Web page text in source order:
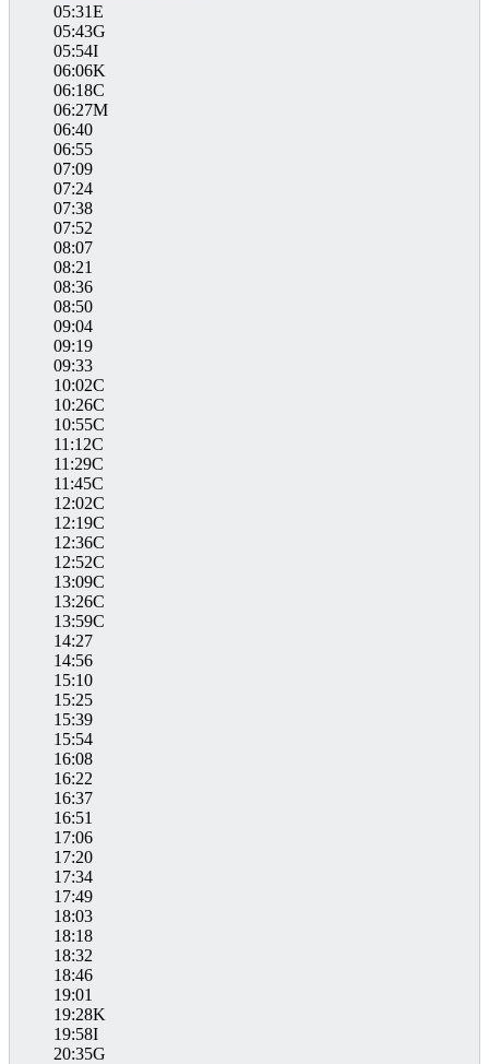
05:31E
05:43G
05:54I
06:06K
06:18C
06:27M
06:40
06:55
07:09
07:24
07:38
07:52
08:07
08:21
08:36
08:50
09:04
09:19
09:33
10:02C
10:26C
10:55C
11:12C
11:29C
11:45C
12:02C
12:19C
12:36C
12:52C
13:09C
13:26C
13:59C
14:27
14:56
15:10
15:25
15:39
15:54
16:08
16:22
16:37
16:51
17:06
17:20
17:34
17:49
18:03
18:18
18:32
18:46
19:01
19:28K
19:58I
20:35G